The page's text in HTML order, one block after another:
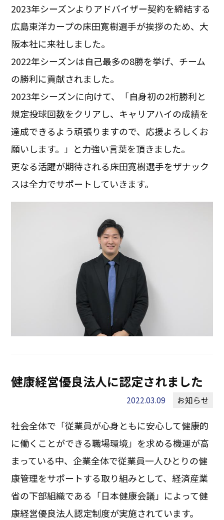
2023年シーズンよりアドバイザー契約を締結する
広島東洋カープの床田寛樹選手が挨拶のため、大
阪本社に来社しました。
2022年シーズンは自己最多の8勝を挙げ、チーム
の勝利に貢献されました。
2023年シーズンに向けて、「自身初の2桁勝利と
規定投球回数をクリアし、キャリアハイの成績を
達成できるよう頑張りますので、応援よろしくお
願いします。」と力強い言葉を頂きました。
更なる活躍が期待される床田寛樹選手をザナック
スは全力でサポートしていきます。
健康経営優良法人に認定されました
2022.03.09 お知らせ
社会全体で「従業員が心身ともに安心して健康的
に働くことができる職場環境」を求める機運が高
まっている中、企業全体で従業員一人ひとりの健
康管理をサポートする取り組みとして、経済産業
省の下部組織である「日本健康会議」によって健
康経営優良法人認定制度が実施されています。